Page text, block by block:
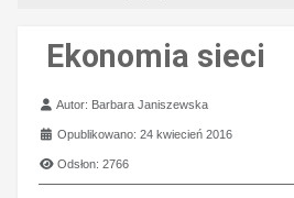
Ekonomia sieci
Szczegóły
Autor: Barbara Janiszewska
Opublikowano: 24 kwiecień 2016
Odsłon: 2766